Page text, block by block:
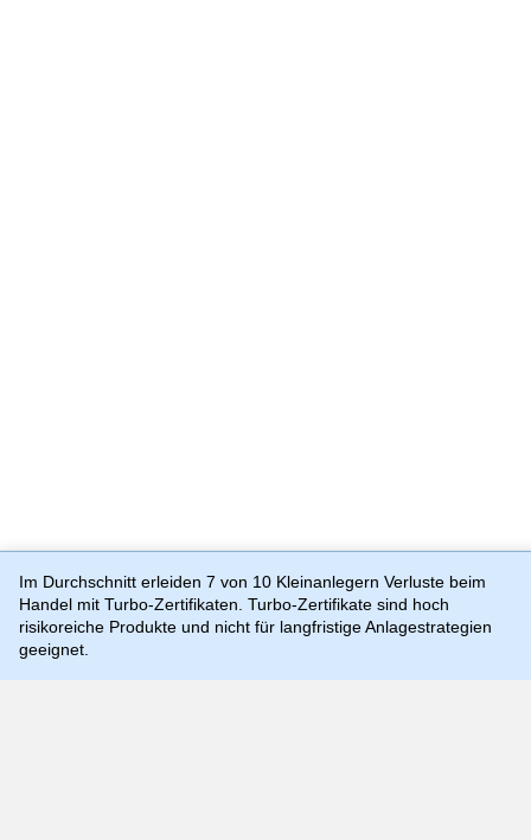
Preis-, Kurs- und Kennzahlenangaben können zeitverzögert
sein und sind rein indikativ, weshalb sie von aktuellen und
handelbaren Kursen und Preisen substantiell abweichen
können. Quellen: Morgan Stanley Europe SE (als Market
Im Durchschnitt erleiden 7 von 10 Kleinanlegern Verluste beim
Handel mit Turbo-Zertifikaten. Turbo-Zertifikate sind hoch
risikoreiche Produkte und nicht für langfristige Anlagestrategien
geeignet.